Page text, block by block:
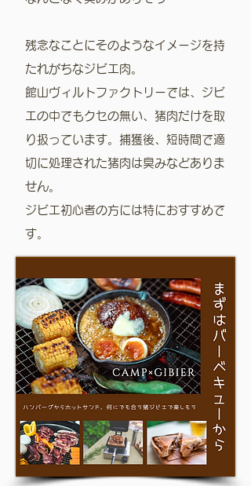
残念なことにそのようなイメージを持
たれがちなジビエ肉。
館山ヴィルトファクトリーでは、ジビ
エの中でもクセの無い、猪肉だけを取
り扱っています。 捕獲後、短時間で適
切に処理された猪肉は臭みなどありま
せん。
ジビエ初心者の方には特におすすめで
す。